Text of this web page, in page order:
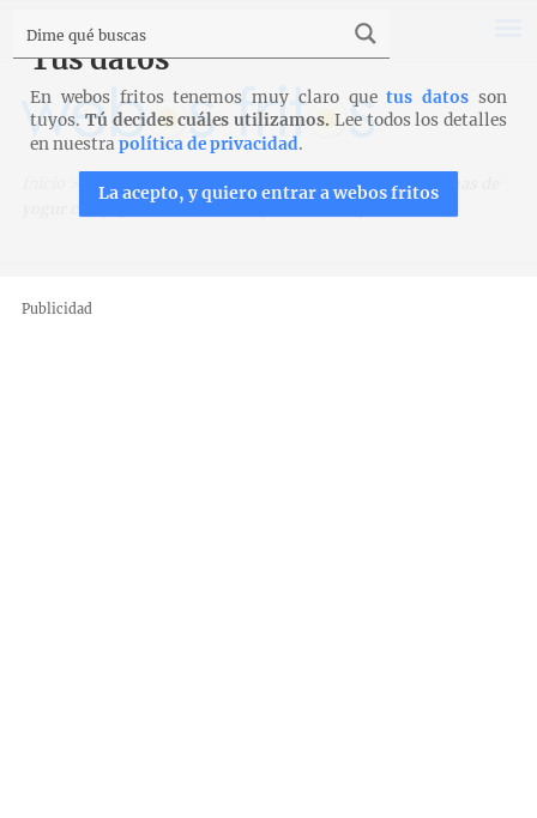
Recetas para Cook Expert de Magimix
Magdalenas de
yogur con pepitas de chocolate para Cook Expert
Publicidad
Tus datos
En webos fritos tenemos muy claro quetus datos son
tuyos. Tú decides cuáles utilizamos. Lee todos los detalles
en nuestrapolítica de privacidad.
La acepto, y quiero entrar a webos fritos